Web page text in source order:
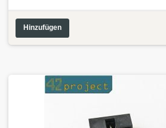
Hinzufügen